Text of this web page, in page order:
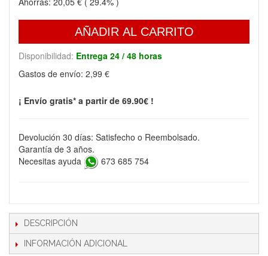
AÑADIR AL CARRITO
Disponibilidad: Entrega 24 / 48 horas
Gastos de envío: 2,99 €
¡ Envío gratis* a partir de 69.90€ !
Devolución 30 días: Satisfecho o Reembolsado.
Garantía de 3 años.
Necesitas ayuda
673 685 754
DESCRIPCIÓN
INFORMACIÓN ADICIONAL